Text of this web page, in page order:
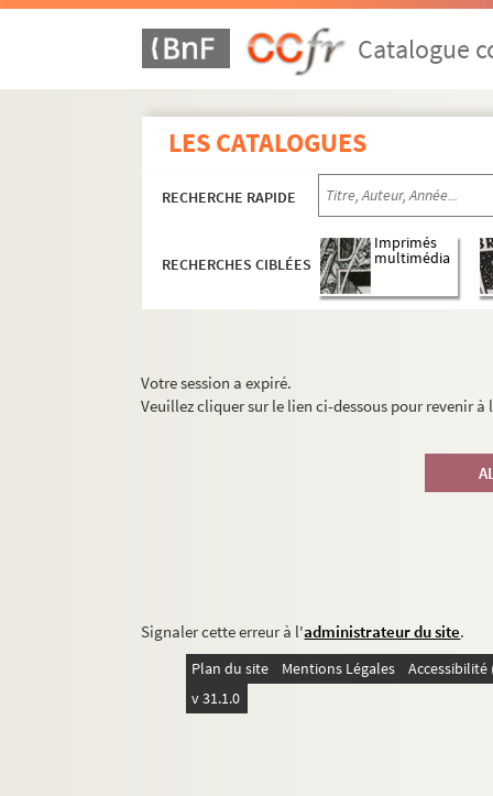
Catalogue
LES CATALOGUES
RECHERCHE RAPIDE
RECHERCHES CIBLÉES
Imprimés
multimédia
Votre session a expiré.
Veuillez cliquer sur le lien ci-dessous pour revenir
Signaler cette erreur à l'administrateur du site.
Plan du site Mentions Légales
v 31.1.0